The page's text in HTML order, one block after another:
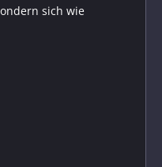
sich wie